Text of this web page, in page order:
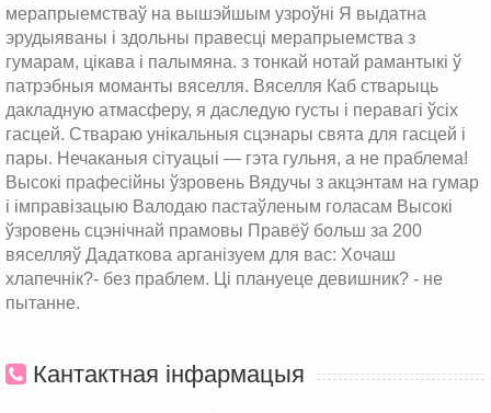
мерапрыемстваў на вышэйшым узроўні Я выдатна
эрудыяваны і здольны правесці мерапрыемства з
гумарам, цікава і палымяна. з тонкай нотай рамантыкі ў
патрэбныя моманты вяселля. Вяселля Каб стварыць
дакладную атмасферу, я даследую густы і перавагі ўсіх
гасцей. Ствараю унікальныя сцэнары свята для гасцей і
пары. Нечаканыя сітуацыі — гэта гульня, а не праблема!
Высокі прафесійны ўзровень Вядучы з акцэнтам на гумар
і імправізацыю Валодаю пастаўленым голасам Высокі
ўзровень сцэнічнай прамовы Правёў больш за 200
вяселляў Дадаткова арганізуем для вас: Хочаш
хлапечнік?- без праблем. Ці плануеце девишник? - не
пытанне.
Кантактная інфармацыя